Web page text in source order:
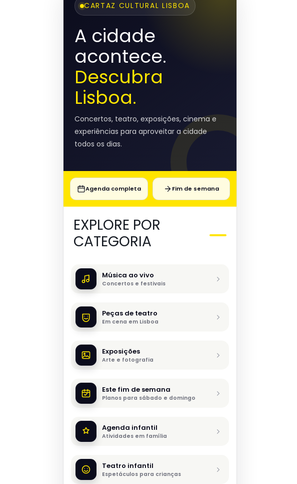
CARTAZ CULTURAL LISBOA
A cidade
acontece.
Descubra
Lisboa.
Concertos, teatro, exposições, cinema e
experiências para aproveitar a cidade
todos os dias.
Agenda completa Fim de semana
EXPLORE POR
CATEGORIA
Música ao vivo
Concertos e festivais
Peças de teatro
Em cena em Lisboa
Exposições
Arte e fotografia
Este fim de semana
Planos para sábado e domingo
Agenda infantil
Atividades em família
Teatro infantil
Espetáculos para crianças